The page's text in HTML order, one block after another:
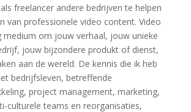
freelancer andere bedrijven te helpen
van professionele video content. Video
medium om jouw verhaal, jouw unieke
jouw bijzondere produkt of dienst,
aan de wereld. De kennis die ik heb
bedrijfsleven, betreffende
project management, marketing,
culturele teams en reorganisaties,